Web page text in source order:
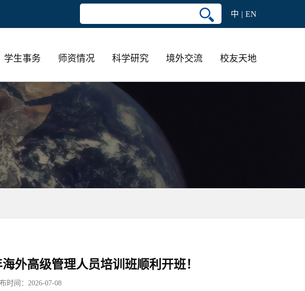
中 EN
学生事务 师资情况 科学研究 境外交流 校友天地
外高级管理人员培训班顺利开班！
时间：2026-07-08